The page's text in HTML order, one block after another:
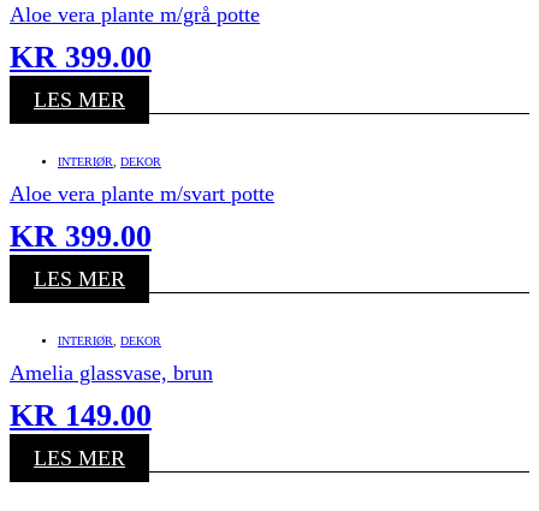
Aloe vera plante m/grå potte
KR 399.00
LES MER
INTERIØR DEKOR
Aloe vera plante m/svart potte
KR 399.00
LES MER
INTERIØR DEKOR
Amelia glassvase, brun
KR 149.00
LES MER